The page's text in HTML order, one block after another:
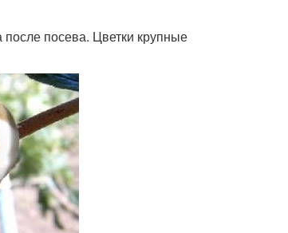
после посева. Цветки крупные